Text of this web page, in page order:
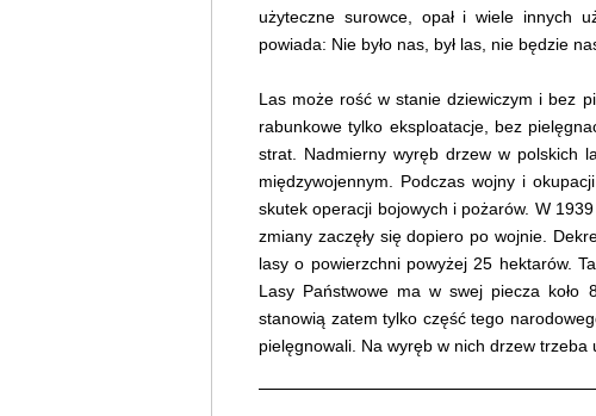
użyteczne surowce, opał i wiele innych
powiada: Nie było nas, był las, nie będzie
Las może rość w stanie dziewiczym i bez
rabunkowe tylko eksploatacje, bez
strat. Nadmierny wyręb drzew w polskich
międzywojennym. Podczas wojny i
skutek operacji bojowych i pożarów. W
zmiany zaczęły się dopiero po wojnie.
lasy o powierzchni powyżej 25 hektarów.
Lasy Państwowe ma w swej piecza koło
stanowią zatem tylko część tego
pielęgnowali. Na wyręb w nich drzew trzeba